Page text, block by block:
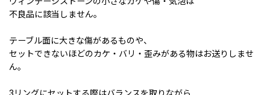
不良品に該当しません。
テーブル面に大きな傷があるものや、
セットできないほどのカケ・バリ・歪みがある物はお送りしませ
ん。
3リングにセットする際はバランスを取りながら